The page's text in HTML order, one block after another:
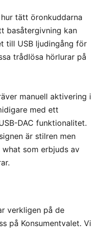
tätt öronkuddarna
basåtergivning kan
till USB ljudingång för
trådlösa hörlurar på
manuell aktivering i
med ett
DAC funktionalitet.
är stilren men
som erbjuds av
verkligen på de
på Konsumentvalet. Vi